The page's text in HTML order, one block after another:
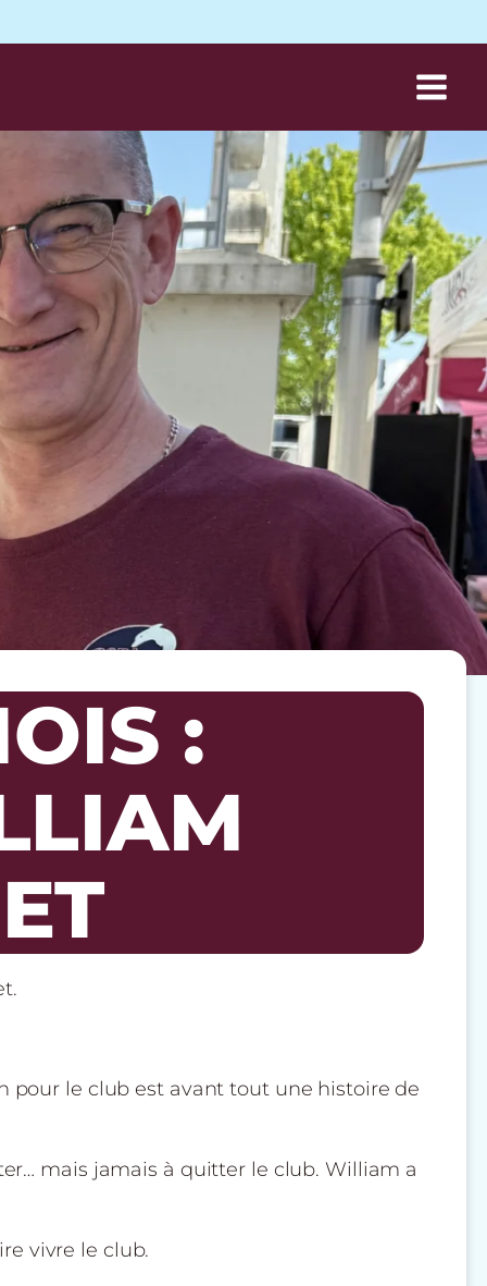
:
pour le club est avant tout une histoire de
mais jamais à quitter le club. William a
vivre le club.